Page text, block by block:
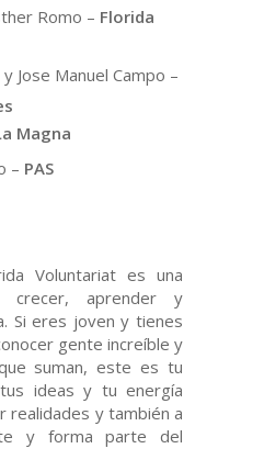
Romo – Florida
Jose Manuel Campo –
Magna
– PAS
Voluntariat es una
crecer, aprender y
Si eres joven y tienes
gente increíble y
suman, este es tu
ideas y tu energía
realidades y también a
y forma parte del